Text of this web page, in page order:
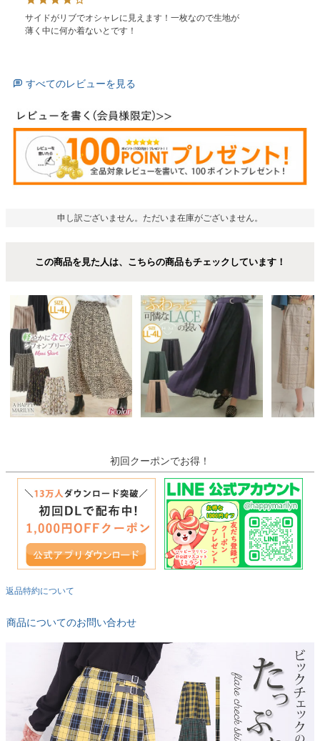
サイドがリブでオシャレに見えます！一枚なので生地が
薄く中に何か着ないとです！
すべてのレビューを見る
申し訳ございません。ただいま在庫がございません。
この商品を見た人は、こちらの商品もチェックしています！
初回クーポンでお得！
返品特約について
商品についてのお問い合わせ